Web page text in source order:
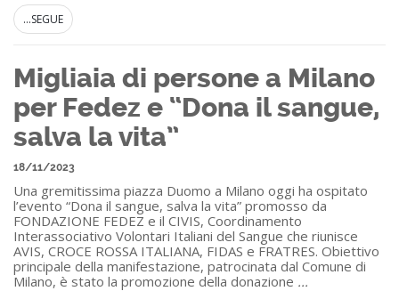
...SEGUE
Migliaia di persone a Milano
per Fedez e “Dona il sangue,
salva la vita”
18/11/2023
Una gremitissima piazza Duomo a Milano oggi ha ospitato
l’evento “Dona il sangue, salva la vita” promosso da
FONDAZIONE FEDEZ e il CIVIS, Coordinamento
Interassociativo Volontari Italiani del Sangue che riunisce
AVIS, CROCE ROSSA ITALIANA, FIDAS e FRATRES. Obiettivo
principale della manifestazione, patrocinata dal Comune di
Milano, è stato la promozione della donazione ...